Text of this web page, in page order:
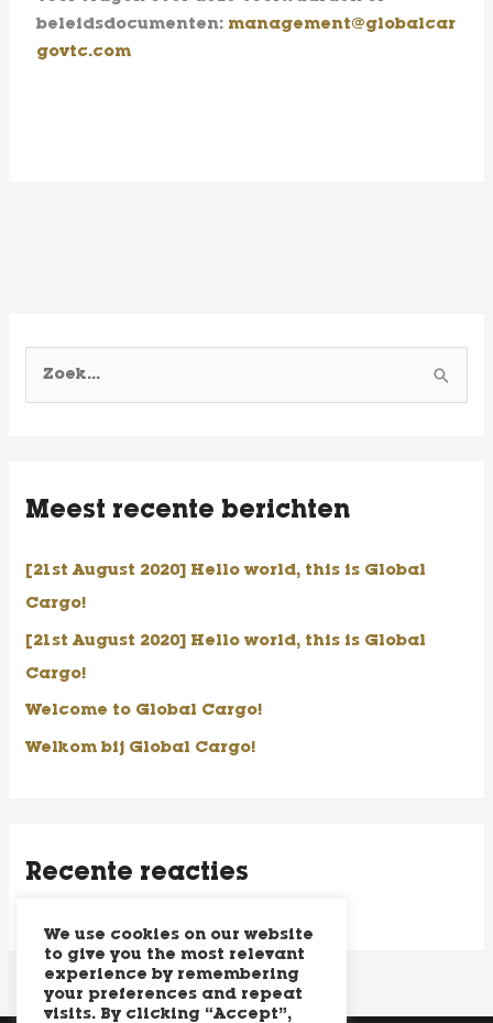
beleidsdocumenten: management@globalcar
govtc.com
e
n
a
a
r
:
Meest recente berichten
[21st August 2020] Hello world, this is Global
Cargo!
[21st August 2020] Hello world, this is Global
Cargo!
Welcome to Global Cargo!
Welkom bij Global Cargo!
Recente reacties
We use cookies on our website
to give you the most relevant
experience by remembering
your preferences and repeat
visits. By clicking “Accept”,